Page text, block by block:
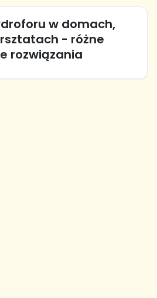
w domach,
- różne
rozwiązania